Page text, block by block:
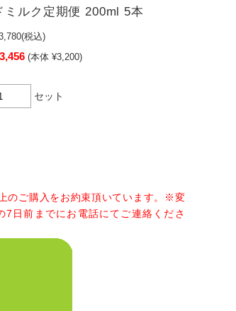
ミルク定期便 200ml 5本
(税込)
(本体 ¥3,200)
セット
のご購入をお約束頂いています。※変
7日前までにお電話にてご連絡くださ